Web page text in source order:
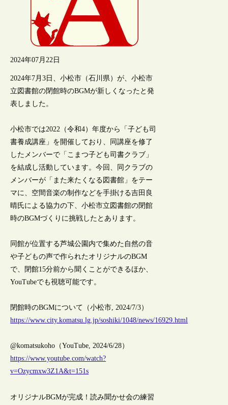
2024年07月22日
2024年7月3日、小松市（石川県）が、小松市
立図書館の閉館時のBGMが新しくなったと発
表しました。
小松市では2022（令和4）年度から「子ども司
書養成講座」を開催しており、同講座を修了
したメンバーで「こまつ子ども司書クラブ」
を結成し活動しています。今回、同クラブの
メンバーが「また来たくなる図書館」をテー
マに、空間音楽の制作などを手掛ける吉田良
晴氏による協力の下、小松市立図書館の閉館
時のBGMづくりに挑戦したとあります。
同館が位置する芦城公園内で集めた自然の音
や子どもの声で作られたオリジナルのBGM
で、閉館15分前から聞くことができるほか、
YouTubeでも視聴可能です。
閉館時のBGMについて（小松市, 2024/7/3）
https://www.city.komatsu.lg.jp/soshiki/1048/news/16929.html
@komatsukoho（YouTube, 2024/6/28）
https://www.youtube.com/watch?
v=Ozycmxw3Z1A&t=151s
オリジナルBGMが完成！読み聞かせ会の練習